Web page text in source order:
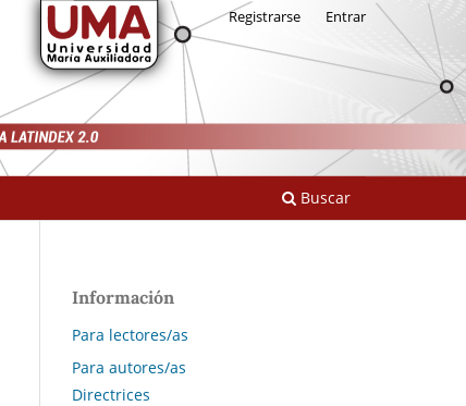
Buscar
Registrarse Entrar
Información
Para lectores/as
Para autores/as
Directrices